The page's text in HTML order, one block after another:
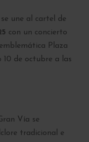
une al cartel de
con un concierto
Plaza
10 de octubre a las
Vía se
tradicional e